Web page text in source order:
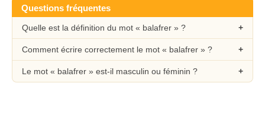
Questions fréquentes
Quelle est la définition du mot « balafrer » ?
Comment écrire correctement le mot « balafrer » ?
Le mot « balafrer » est-il masculin ou féminin ?